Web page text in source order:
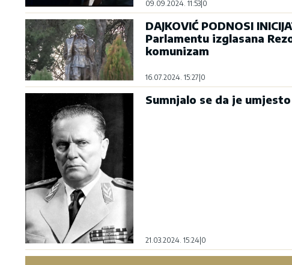
09.09.2024. 11:53 0
DAJKOVIĆ PODNOSI
Parlamentu izglasana
komunizam
16.07.2024. 15:27|0
Sumnjalo se da je
21.03.2024. 15:24 0